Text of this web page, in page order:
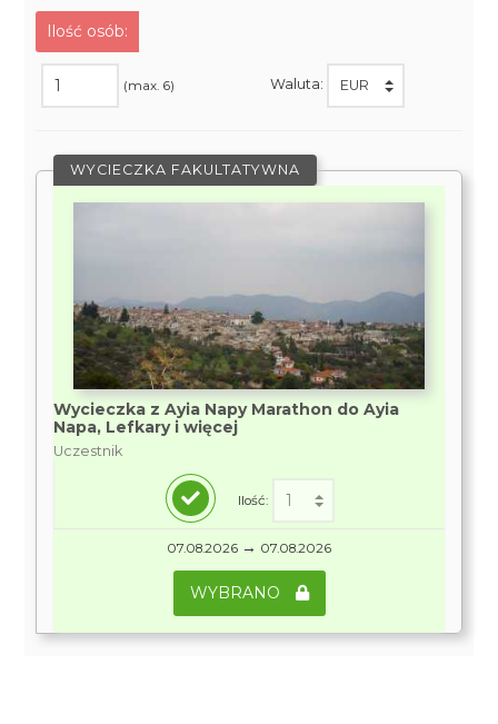
Ilość osób:
(max. 6) Waluta:
WYCIECZKA FAKULTATYWNA
Wycieczka z Ayia Napy Marathon do Ayia
Napa, Lefkary i więcej
Uczestnik
Ilość:
07.08.2026 → 07.08.2026
WYBRANO